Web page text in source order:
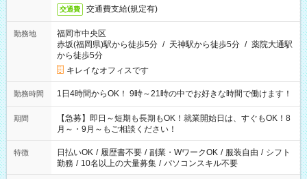
交通費 交通費支給(規定有)
勤務地
福岡市中央区
赤坂(福岡県)駅から徒歩5分 / 天神駅から徒歩5分 / 薬院大通駅
から徒歩5分
キレイなオフィスです
勤務時間 1日4時間からOK！ 9時～21時の中でお好きな時間で働けます！
期間
【急募】即日～短期も長期もOK！就業開始日は、すぐもOK！8
月～・9月～もご相談ください！
特徴 日払いOK / 履歴書不要 / 副業・WワークOK / 服装自由 / シフト
勤務 / 10名以上の大量募集 / パソコンスキル不要